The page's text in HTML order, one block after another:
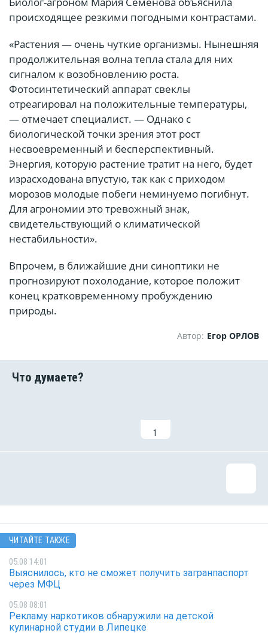
происходящее резкими погодными контрастами.
«Растения — очень чуткие организмы. Нынешняя
продолжительная волна тепла стала для них
сигналом к возобновлению роста.
Фотосинтетический аппарат свеклы
отреагировал на положительные температуры,
— отмечает специалист. — Однако с
биологической точки зрения этот рост
несвоевременный и бесперспективный.
Энергия, которую растение тратит на него, будет
израсходована впустую, так как с приходом
морозов молодые побеги неминуемо погибнут.
Для агрономии это тревожный знак,
свидетельствующий о климатической
нестабильности».
Впрочем, в ближайшие дни синоптики не
прогнозируют похолодание, которое положит
конец кратковременному пробуждению
природы.
Автор: Егор ОРЛОВ
1
ЧИТАЙТЕ ТАКЖЕ
05.08 14:01
Выяснилось, кто не сможет получить загранпаспорт
через МФЦ
05.08 08:01
Рекламу наркотиков обнаружили на детской
кулинарной студии в Липецке